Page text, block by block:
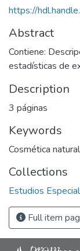
https://
Abstract
Contiene:
estadísticas de
Description
3 páginas
Keywords
Cosmética natural
Collections
Estudios
Full item